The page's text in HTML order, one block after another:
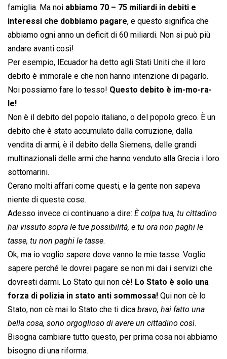
famiglia. Ma noi abbiamo 70 – 75 miliardi in debiti e
interessi che dobbiamo pagare, e questo significa che
abbiamo ogni anno un deficit di 60 miliardi. Non si può più
andare avanti così!
Per esempio, lEcuador ha detto agli Stati Uniti che il loro
debito è immorale e che non hanno intenzione di pagarlo.
Noi possiamo fare lo tesso! Questo debito è im-mo-ra-
le!
Non è il debito del popolo italiano, o del popolo greco. È un
debito che è stato accumulato dalla corruzione, dalla
vendita di armi, è il debito della Siemens, delle grandi
multinazionali delle armi che hanno venduto alla Grecia i loro
sottomarini.
Cerano molti affari come questi, e la gente non sapeva
niente di queste cose.
Adesso invece ci continuano a dire:  È colpa tua, tu cittadino
hai vissuto sopra le tue possibilità, e tu ora non paghi le
tasse, tu non paghi le tasse.
Ok, ma io voglio sapere dove vanno le mie tasse. Voglio
sapere perché le dovrei pagare se non mi dai i servizi che
dovresti darmi. Lo Stato qui non cè! Lo Stato è solo una
forza di polizia in stato anti sommossa! Qui non cè lo
Stato, non cè mai lo Stato che ti dica  bravo, hai fatto una
bella cosa, sono orgoglioso di avere un cittadino così.
Bisogna cambiare tutto questo, per prima cosa noi abbiamo
bisogno di una riforma.